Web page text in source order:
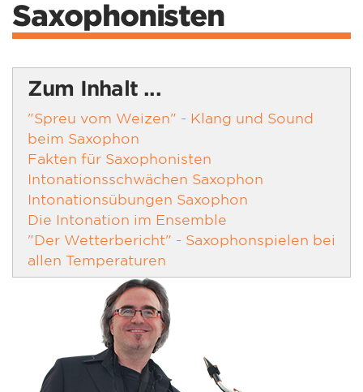
Saxophonisten
Zum Inhalt ...
"Spreu vom Weizen" - Klang und Sound
beim Saxophon
Fakten für Saxophonisten
Intonationsschwächen Saxophon
Intonationsübungen Saxophon
Die Intonation im Ensemble
"Der Wetterbericht" - Saxophonspielen bei
allen Temperaturen